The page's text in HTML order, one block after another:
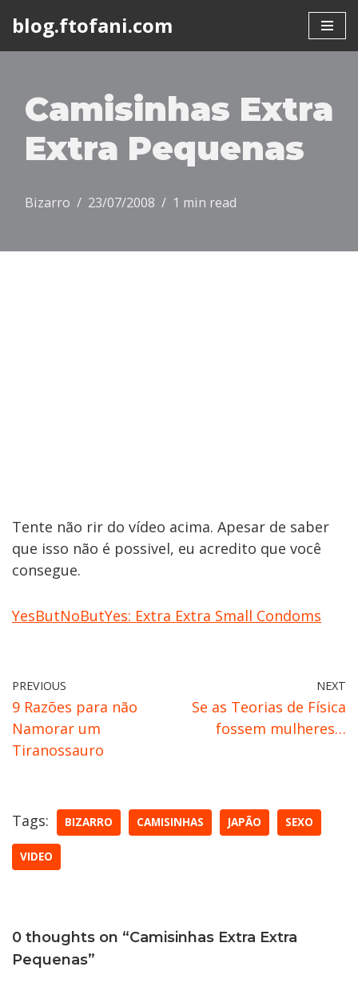
blog.ftofani.com
Camisinhas Extra
Extra Pequenas
Bizarro 23/07/2008 1 min read
Tente não rir do vídeo acima. Apesar de saber
que isso não é possivel, eu acredito que você
consegue.
YesButNoButYes: Extra Extra Small Condoms
PREVIOUS
9 Razões para não
Namorar um
Tiranossauro
NEXT
Se as Teorias de Física
fossem mulheres…
Tags: BIZARRO CAMISINHAS JAPÃO SEXO
VIDEO
0 thoughts on “Camisinhas Extra Extra
Pequenas”